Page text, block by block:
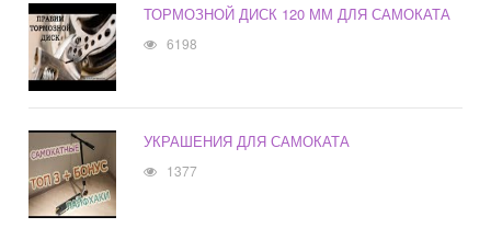
ТОРМОЗНОЙ ДИСК 120 ММ ДЛЯ САМОКАТА
6198
УКРАШЕНИЯ ДЛЯ САМОКАТА
1377